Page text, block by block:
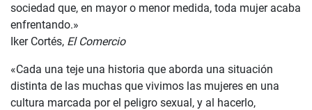
sociedad que, en mayor o menor medida, toda mujer acaba
enfrentando.»
Iker Cortés, El Comercio
«Cada una teje una historia que aborda una situación
distinta de las muchas que vivimos las mujeres en una
cultura marcada por el peligro sexual, y al hacerlo,